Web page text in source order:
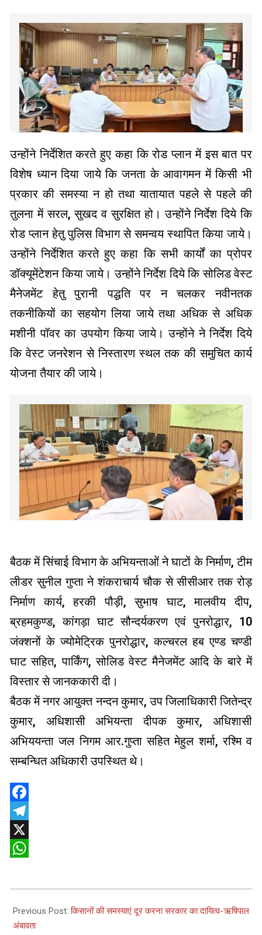
उन्होंने निर्देशित करते हुए कहा कि रोड प्लान में इस बात पर
विशेष ध्यान दिया जाये कि जनता के आवागमन में किसी भी
प्रकार की समस्या न हो तथा यातायात पहले से पहले की
तुलना में सरल, सुखद व सुरक्षित हो। उन्होंने निर्देश दिये कि
रोड प्लान हेतु पुलिस विभाग से समन्वय स्थापित किया जाये।
उन्होंने निर्देशित करते हुए कहा कि सभी कार्यों का प्रोपर
डॉक्यूमेंटेशन किया जाये। उन्होंने निर्देश दिये कि सोलिड वेस्ट
मैनेजमेंट हेतु पुरानी पद्धति पर न चलकर नवीनतक
तकनीकियों का सहयोग लिया जाये तथा अधिक से अधिक
मशीनी पॉवर का उपयोग किया जाये। उन्होंने ने निर्देश दिये
कि वेस्ट जनरेशन से निस्तारण स्थल तक की समुचित कार्य
योजना तैयार की जाये।
बैठक में सिंचाई विभाग के अभियन्ताओं ने घाटों के निर्माण, टीम
लीडर सुनील गुप्ता ने शंकराचार्य चौक से सीसीआर तक रोड़
निर्माण कार्य, हरकी पौड़ी, सुभाष घाट, मालवीय दीप,
ब्रहमकुण्ड, कांगड़ा घाट सौन्दर्यकरण एवं पुनरोद्धार, 10
जंक्शनों के ज्योमेट्रिक पुनरोद्धार, कल्चरल हब एण्ड चण्डी
घाट सहित, पार्किंग, सोलिड वेस्ट मैनेजमेंट आदि के बारे में
विस्तार से जानककारी दी।
बैठक में नगर आयुक्त नन्दन कुमार, उप जिलाधिकारी जितेन्द्र
कुमार, अधिशासी अभियन्ता दीपक कुमार, अधिशासी
अभिययन्ता जल निगम आर.गुप्ता सहित मेहुल शर्मा, रश्मि व
सम्बन्धित अधिकारी उपस्थित थे।
Facebook
Telegram
X
06-
13
Previous Post:किसानों की समस्याएं दूर करना सरकार का दायित्व-ऋषिपाल
अंबावता